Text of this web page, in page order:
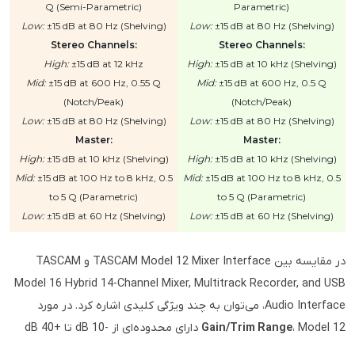
Parametric)
Low:±15 dB at 80 Hz (Shelving)
Stereo Channels:
High:±15 dB at 10 kHz (Shelving)
Mid:±15 dB at 600 Hz, 0.5 Q
(Notch/Peak)
Low:±15 dB at 80 Hz (Shelving)
Master:
High:±15 dB at 10 kHz (Shelving)
Mid:±15 dB at 100 Hz to 8 kHz, 0.5
to 5 Q (Parametric)
Low:±15 dB at 60 Hz (Shelving)
Q (Semi-Parametric)
Low:±15 dB at 80 Hz (Shelving)
Stereo Channels:
High:±15 dB at 12 kHz
Mid:±15 dB at 600 Hz, 0.55 Q
(Notch/Peak)
Low:±15 dB at 80 Hz (Shelving)
Master:
High:±15 dB at 10 kHz (Shelving)
Mid:±15 dB at 100 Hz to 8 kHz, 0.5
to 5 Q (Parametric)
Low:±15 dB at 60 Hz (Shelving)
در مقایسه بین TASCAM Model 12 Mixer Interface و TASCAM
Model 16 Hybrid 14-Channel Mixer, Multitrack Recorder, and USB
Audio Interface، می‌توان به چند ویژگی کلیدی اشاره کرد. در مورد
Gain/Trim Range
، Model 12 دارای محدوده‌ای از -10 dB تا +40 dB